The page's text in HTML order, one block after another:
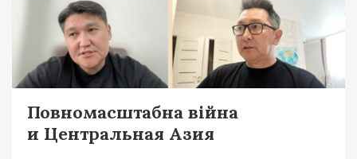
Повномасштабна війна
и Центральная Азия